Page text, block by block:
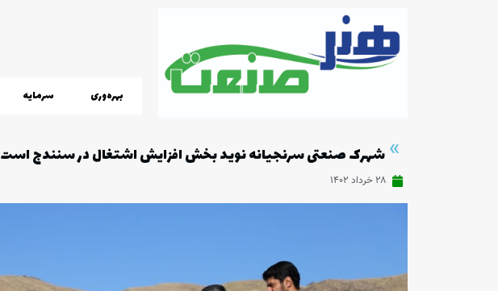
بهره‌وری سرمایه
»شهرک صنعتی سرنجیانه نوید بخش افزایش اشتغال در سنندج است
۲۸ خرداد ۱۴۰۲